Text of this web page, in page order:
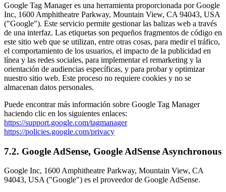
Google Tag Manager es una herramienta proporcionada por Google
Inc, 1600 Amphitheatre Parkway, Mountain View, CA 94043, USA
("Google"). Este servicio permite gestionar las balizas web a través
de una interfaz. Las etiquetas son pequeños fragmentos de código en
este sitio web que se utilizan, entre otras cosas, para medir el tráfico,
el comportamiento de los usuarios, el impacto de la publicidad en
línea y las redes sociales, para implementar el remarketing y la
orientación de audiencias específicas, y para probar y optimizar
nuestro sitio web. Este proceso no requiere cookies y no se
almacenan datos personales.
Puede encontrar más información sobre Google Tag Manager
haciendo clic en los siguientes enlaces:
https://support.google.com/tagmanager
https://policies.google.com/privacy
7.2. Google AdSense, Google AdSense Asynchronous
Google Inc, 1600 Amphitheatre Parkway, Mountain View, CA
94043, USA ("Google") es el proveedor de Google AdSense.